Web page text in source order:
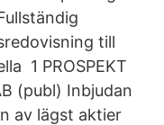
till
1 PROSPEKT
(publ) Inbjudan
av lägst aktier